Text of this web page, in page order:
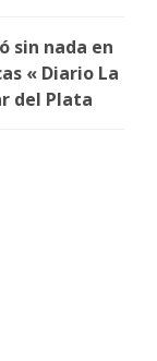
sin nada en
« Diario La
del Plata